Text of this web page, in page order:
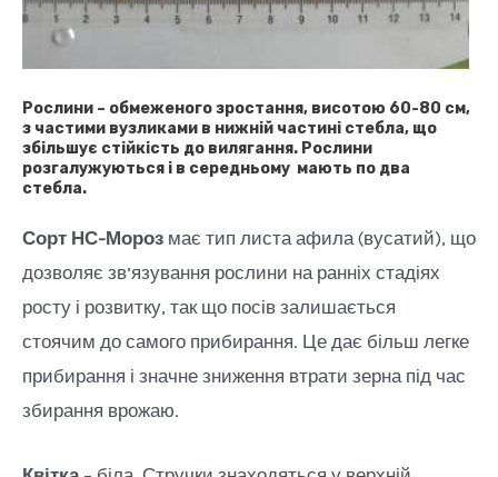
Рослини – обмеженого зростання, висотою 60-80 см,
з частими вузликами в нижній частині стебла, що
збільшує стійкість до вилягання. Рослини
розгалужуються і в середньому мають по два
стебла.
Сорт НС-Мороз має тип листа афила (вусатий), що
дозволяє зв’язування рослини на ранніх стадіях
росту і розвитку, так що посів залишається
стоячим до самого прибирання. Це дає більш легке
прибирання і значне зниження втрати зерна під час
збирання врожаю.